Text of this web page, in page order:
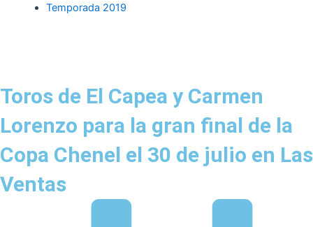
Temporada 2019
Toros de El Capea y Carmen
Lorenzo para la gran final de la
Copa Chenel el 30 de julio en Las
Ventas